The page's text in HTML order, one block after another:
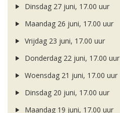
Dinsdag 27 juni, 17.00 uur
Maandag 26 juni, 17.00 uur
Vrijdag 23 juni, 17.00 uur
Donderdag 22 juni, 17.00 uur
Woensdag 21 juni, 17.00 uur
Dinsdag 20 juni, 17.00 uur
Maandag 19 juni, 17.00 uur